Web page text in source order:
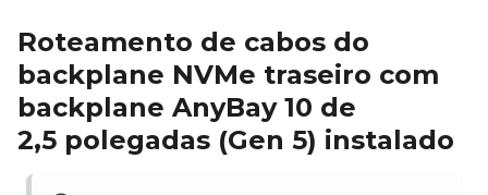
Roteamento de cabos do
backplane NVMe traseiro com
backplane AnyBay 10 de
2,5 polegadas (Gen 5) instalado